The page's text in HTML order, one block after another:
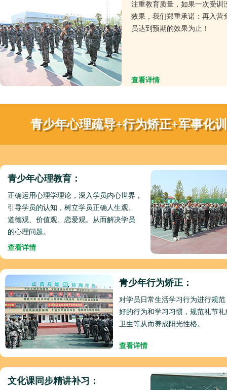
注重教育质量，如果一次受训
效果，我们郑重承诺：再入营
员达到预期的效果为止！
查看详情
青少年心理疏导+行为矫正+军事化
青少年心理教育：
正确运用心理学理论，深入学员内心世界，
引导学员的认知，树立学员正确人生观、
道德观、价值观、恋爱观。从而解决学员
的心理问题。
查看详情
青少年行为矫正：
对学员日常生活学习行为进行规
好的行为和学习习惯，规范礼节
卫生等从而养成阳光性格。
查看详情
文化课同步精讲补习：